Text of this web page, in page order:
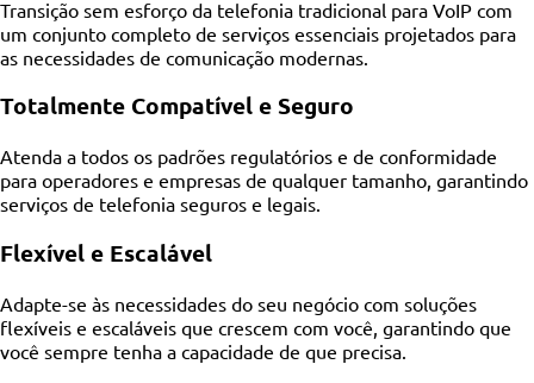
Transição sem esforço da telefonia tradicional para VoIP com
um conjunto completo de serviços essenciais projetados para
as necessidades de comunicação modernas.
Totalmente Compatível e Seguro
Atenda a todos os padrões regulatórios e de conformidade
para operadores e empresas de qualquer tamanho, garantindo
serviços de telefonia seguros e legais.
Flexível e Escalável
Adapte-se às necessidades do seu negócio com soluções
flexíveis e escaláveis que crescem com você, garantindo que
você sempre tenha a capacidade de que precisa.